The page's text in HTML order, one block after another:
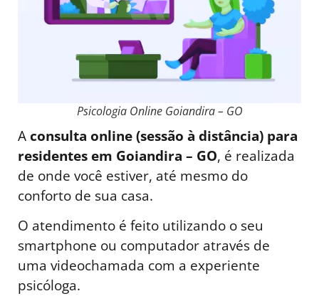
Psicologia Online Goiandira – GO
Aconsulta online (sessão à distância) para
residentes em Goiandira – GO, é realizada
de onde você estiver, até mesmo do
conforto de sua casa.
O atendimento é feito utilizando o seu
smartphone ou computador através de
uma videochamada com a experiente
psicóloga.